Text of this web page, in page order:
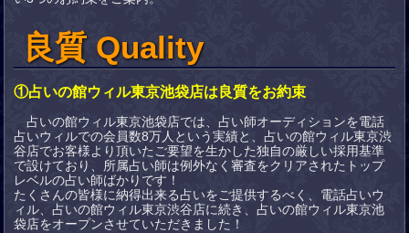
良質 Quality
①占いの館ウィル東京池袋店は良質をお約束
占いの館ウィル東京池袋店では、占い師オーディションを電話
占いウィルでの会員数8万人という実績と、占いの館ウィル東京渋
谷店でお客様より頂いたご要望を生かした独自の厳しい採用基準
で設けており、所属占い師は例外なく審査をクリアされたトップ
レベルの占い師ばかりです！
たくさんの皆様に納得出来る占いをご提供するべく、電話占いウ
ィル、占いの館ウィル東京渋谷店に続き、占いの館ウィル東京池
袋店をオープンさせていただきました！